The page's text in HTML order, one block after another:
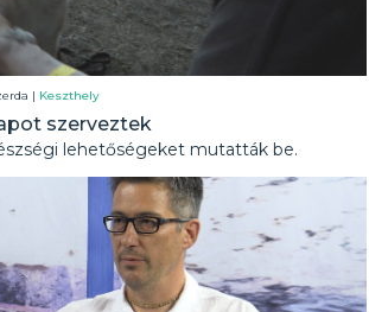
| Keszthely
szerveztek
lehetőségeket mutatták be.